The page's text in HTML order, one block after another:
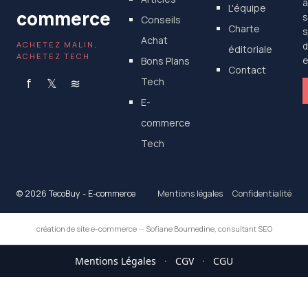
commerce
ACHETEZ MALIN,
ACHETEZ TECH
f 𝕏 ≋
Conseils
Achat
Bons Plans
Tech
E-
commerce
Tech
L'équipe
Charte
éditoriale
Contact
© 2026 TecoBuy - E-commerce Mentions légales Confidentialité
création de site e-commerce— Sofiane Boumedine, consultant SEO
Mentions Légales · CGV · CGU